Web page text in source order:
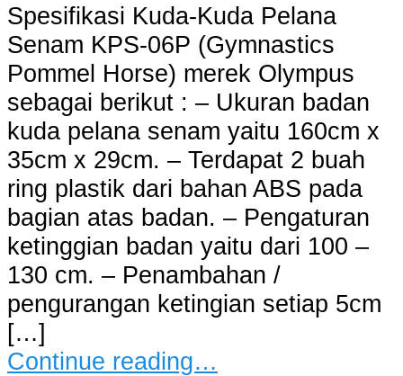
Spesifikasi Kuda-Kuda Pelana
Senam KPS-06P (Gymnastics
Pommel Horse) merek Olympus
sebagai berikut : – Ukuran badan
kuda pelana senam yaitu 160cm x
35cm x 29cm. – Terdapat 2 buah
ring plastik dari bahan ABS pada
bagian atas badan. – Pengaturan
ketinggian badan yaitu dari 100 –
130 cm. – Penambahan /
pengurangan ketingian setiap 5cm
[…]
Continue reading…